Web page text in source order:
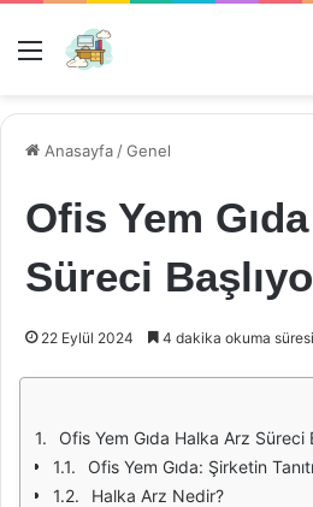
Menü
Anasayfa /Genel
Ofis Yem
Süreci
22 Eylül 2024 4 dakika okuma süresi
Ofis Yem Gıda Halka Arz Süreci
Ofis Yem Gıda: Şirketin
Halka Arz Nedir?